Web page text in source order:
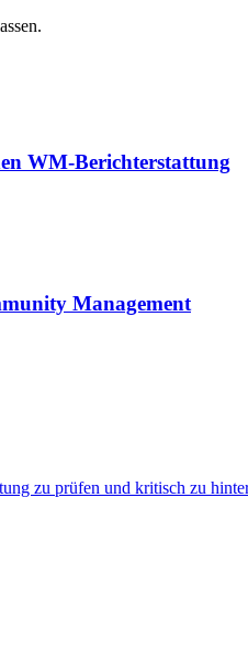
WM-Berichterstattung
Management
zu prüfen und kritisch zu